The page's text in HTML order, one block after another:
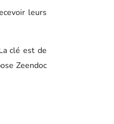
leurs
clé est de
Zeendoc